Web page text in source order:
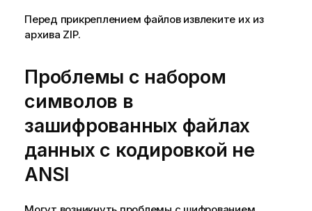
Перед прикреплением файлов извлеките их из
архива ZIP.
Проблемы с набором
символов в
зашифрованных файлах
данных с кодировкой не
ANSI